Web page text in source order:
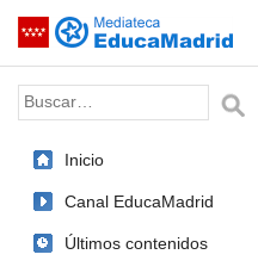
Saltar navegación
Palabra o frase:
Inicio
Canal EducaMadrid
Últimos contenidos